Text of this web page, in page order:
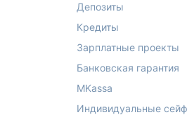
Депозиты
Кредиты
Зарплатные проекты
Банковская гарантия
MKassa
Индивидуальные